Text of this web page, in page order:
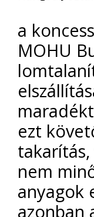
a
MOHU
ezt
nem
anyagok
azonban